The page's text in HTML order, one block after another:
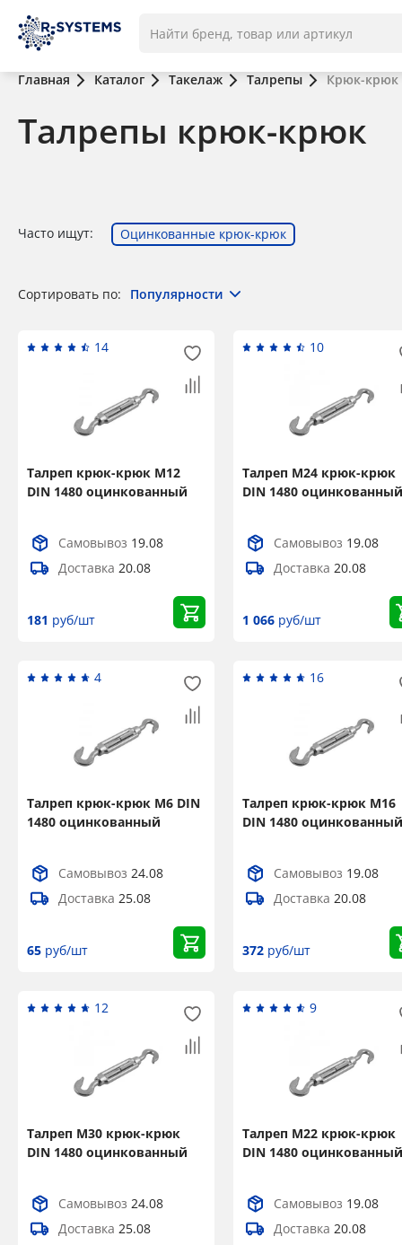
Главная Каталог Такелаж Талрепы Крюк-крюк
Талрепы крюк-крюк
Часто ищут: Оцинкованные крюк-крюк
Сортировать по: Популярности
14
Талреп крюк-крюк М12
DIN 1480 оцинкованный
Самовывоз 19.08
Доставка 20.08
181 руб/шт
10
Талреп М24 крюк-крюк
DIN 1480
Самовывоз 19.08
Доставка20.08
1 066 руб/шт
4
Талреп крюк-крюк М6 DIN
1480 оцинкованный
Самовывоз 24.08
Доставка 25.08
65 руб/шт
16
Талреп крюк-крюк М16
DIN 1480
Самовывоз 19.08
Доставка20.08
372 руб/шт
12
Талреп М30 крюк-крюк
DIN 1480 оцинкованный
Самовывоз 24.08
Доставка 25.08
9
Талреп М22 крюк-крюк
DIN 1480
Самовывоз 19.08
Доставка20.08